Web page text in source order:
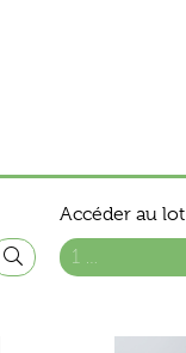
Accéder au lot